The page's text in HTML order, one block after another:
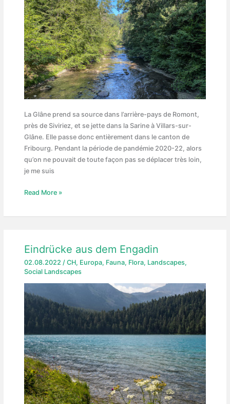
La Glâne prend sa source dans l’arrière-pays de Romont,
près de Siviriez, et se jette dans la Sarine à Villars-sur-
Glâne. Elle passe donc entièrement dans le canton de
Fribourg. Pendant la période de pandémie 2020-22, alors
qu’on ne pouvait de toute façon pas se déplacer très loin,
je me suis
La
Read More »
Eindrücke aus dem Engadin
02.08.2022 / CH, Europa, Fauna, Flora, Landscapes,
Social Landscapes